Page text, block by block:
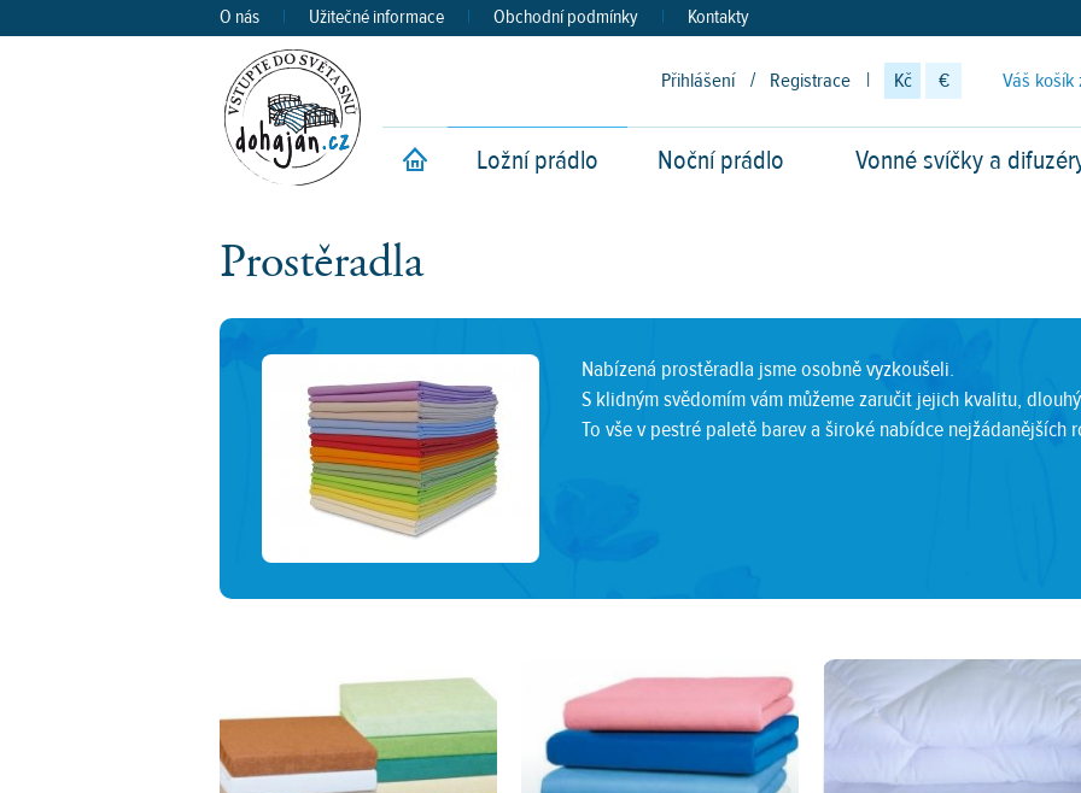
O nás | Užitečné informace | Obchodní podmínky | Kontakty
Přihlášení / Registrace | Kč € Váš
Úvod
Ložní prádlo Noční prádlo Vonné svíčky a
Prostěradla
Nabízená prostěradla jsme osobně vyzkoušeli.
S klidným svědomím vám můžeme zaručit jejich kvalitu,
To vše v pestré paletě barev a široké nabídce nejžádanějších